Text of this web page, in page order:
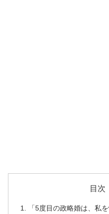
目次
「5度目の政略婚は、私